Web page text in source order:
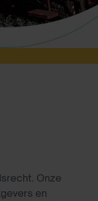
Onze
en